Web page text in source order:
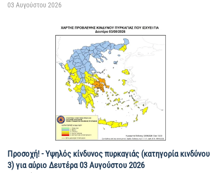
03 Αυγούστου 2026
Προσοχή! - Υψηλός κίνδυνος πυρκαγιάς (κατηγορία κινδύνου
3) για αύριο Δευτέρα 03 Αυγούστου 2026